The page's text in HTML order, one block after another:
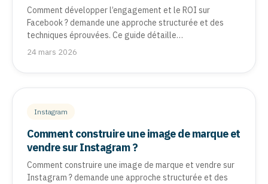
Comment développer l’engagement et le ROI sur
Facebook ? demande une approche structurée et des
techniques éprouvées. Ce guide détaille…
24 mars 2026
Instagram
Comment construire une image de marque et
vendre sur Instagram ?
Comment construire une image de marque et vendre sur
Instagram ? demande une approche structurée et des